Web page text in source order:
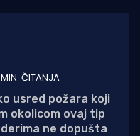
ČITANJA
usred požara koji
okolicom ovaj tip
ne dopušta